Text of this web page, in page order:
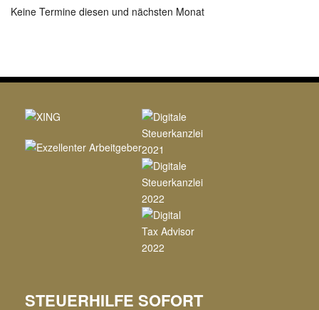
Keine Termine diesen und nächsten Monat
STEUERHILFE SOFORT